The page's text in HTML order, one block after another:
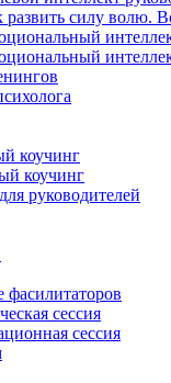
развить силу волю.
коучинг
коучинг
руководителей
фасилитаторов
сессия
сессия